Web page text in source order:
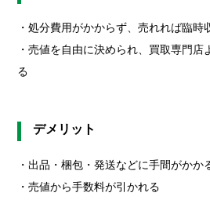
・処分費用がかからず、売れれば臨時
・売値を自由に決められ、買取専門店
る
デメリット
・出品・梱包・発送などに手間がかか
・売値から手数料が引かれる